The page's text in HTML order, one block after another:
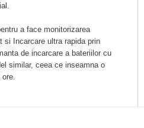
a face monitorizarea
si Incarcare ultra rapida prin
de incarcare a bateriilor cu
similar, ceea ce inseamna o
ore.